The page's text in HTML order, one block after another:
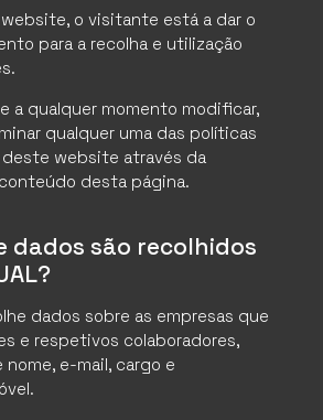
o visitante está a dar o
para a recolha e utilização
a qualquer momento modificar,
qualquer uma das políticas
website através da
desta página.
dados são recolhidos
dados sobre as empresas que
e respetivos colaboradores,
e-mail, cargo e